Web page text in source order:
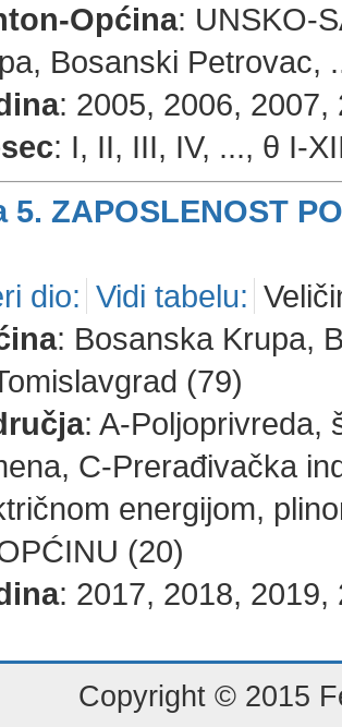
Općina: UNSKO-
Bosanski Petrovac,
: 2005, 2006,
: I, II, III, IV, ..., θ I-
5. ZAPOSLENOST
dio: Vidi tabelu:
: Bosanska Krupa,
(79)
: A-Poljoprivreda,
C-Prerađivačka
energijom,
(20)
: 2017, 2018, 2019,
Copyright © 2015